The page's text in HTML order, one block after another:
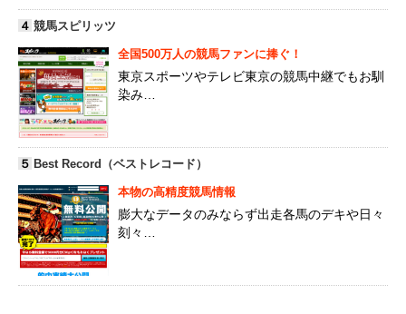
４ 競馬スピリッツ
全国500万人の競馬ファンに捧ぐ！
東京スポーツやテレビ東京の競馬中継でもお馴
染み…
５ Best Record（ベストレコード）
本物の高精度競馬情報
膨大なデータのみならず出走各馬のデキや日々
刻々…